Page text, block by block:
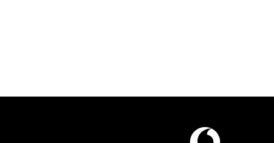
controlo por voz, etc., para que seja mais fácil